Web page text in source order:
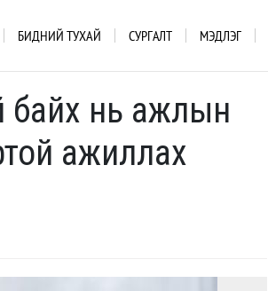
БИДНИЙ ТУХАЙ СУРГАЛТ МЭДЛЭГ
байх нь ажлын
ажиллах